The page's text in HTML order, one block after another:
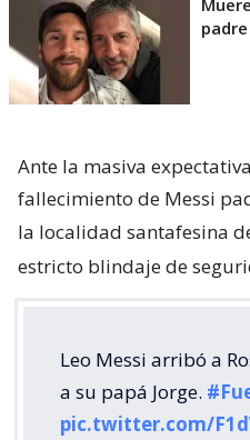
Ante la masiva
fallecimiento de Messi
la localidad santafesina
estricto blindaje de
Leo Messi arribó a
a su papá Jorge.
pic.twitter.com/